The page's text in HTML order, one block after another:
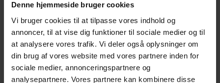
Denne hjemmeside bruger cookies
Vi bruger cookies til at tilpasse vores indhold og
annoncer, til at vise dig funktioner til sociale medier og til
at analysere vores trafik. Vi deler også oplysninger om
din brug af vores website med vores partnere inden for
sociale medier, annonceringspartnere og
analysepartnere. Vores partnere kan kombinere disse
December 2024 November 2024
October 2024 September 2024